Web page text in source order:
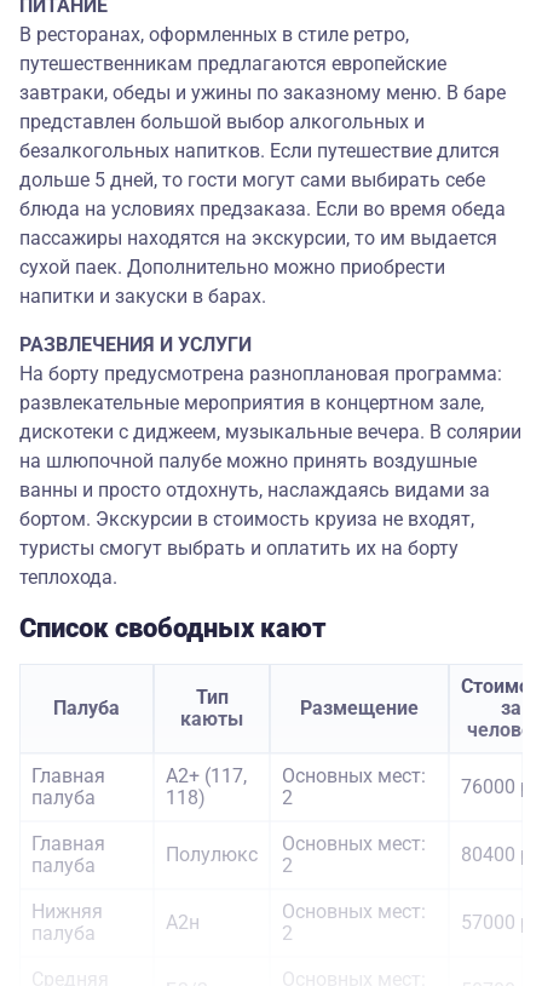
ПИТАНИЕ
В ресторанах, оформленных в стиле ретро,
путешественникам предлагаются европейские
завтраки, обеды и ужины по заказному меню. В баре
представлен большой выбор алкогольных и
безалкогольных напитков. Если путешествие длится
дольше 5 дней, то гости могут сами выбирать себе
блюда на условиях предзаказа. Если во время обеда
пассажиры находятся на экскурсии, то им выдается
сухой паек. Дополнительно можно приобрести
напитки и закуски в барах.
РАЗВЛЕЧЕНИЯ И УСЛУГИ
На борту предусмотрена разноплановая программа:
развлекательные мероприятия в концертном зале,
дискотеки с диджеем, музыкальные вечера. В солярии
на шлюпочной палубе можно принять воздушные
ванны и просто отдохнуть, наслаждаясь видами за
бортом. Экскурсии в стоимость круиза не входят,
туристы смогут выбрать и оплатить их на борту
теплохода.
Список свободных кают
Палуба
Тип
каюты
Размещение
за
Главная
палуба
А2+ (117,
118)
Основных мест:
2
76000
Главная
палуба
Полулюкс
Основных мест:
2
80400
Нижняя
палуба
А2н
Основных мест:
2
57000
Средняя
Основных мест: